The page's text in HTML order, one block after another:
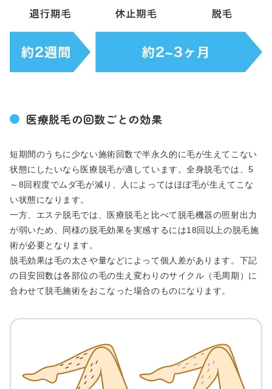
医療脱毛の回数ごとの効果
短期間のうちに少ない施術回数で半永久的に毛が生えてこない
状態にしたいなら医療脱毛が適しています。全身脱毛では、5
～8回程度でムダ毛が減り、人によってはほぼ毛が生えてこな
い状態になります。
一方、エステ脱毛では、医療脱毛と比べて脱毛機器の照射出力
が弱いため、同様の脱毛効果を実感するには18回以上の脱毛施
術が必要となります。
脱毛効果は毛の太さや量などによって個人差があります。下記
の目安回数は各部位の毛の生え変わりのサイクル（毛周期）に
合わせて脱毛施術をおこなった場合のものになります。